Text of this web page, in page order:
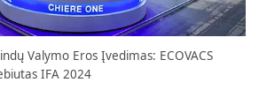
Valymo Eros Įvedimas: ECOVACS
IFA 2024